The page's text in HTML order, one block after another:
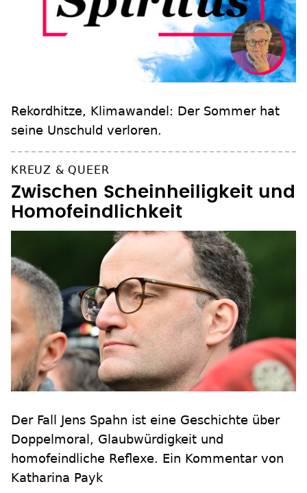
Rekordhitze, Klimawandel: Der Sommer hat
seine Unschuld verloren.
KREUZ & QUEER
Zwischen Scheinheiligkeit und
Homofeindlichkeit
Der Fall Jens Spahn ist eine Geschichte über
Doppelmoral, Glaubwürdigkeit und
homofeindliche Reflexe. Ein Kommentar von
Katharina Payk